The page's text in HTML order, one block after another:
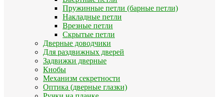
Пружинные петли (барные петли)
Накладные петли
Врезные петли
Скрытые петли
Дверные доводчики
Для раздвижных дверей
Задвижки дверные
Кнобы
Механизм секретности
Оптика (дверные глазки)